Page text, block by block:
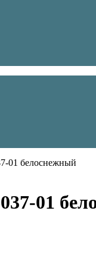
01 белоснежный
01